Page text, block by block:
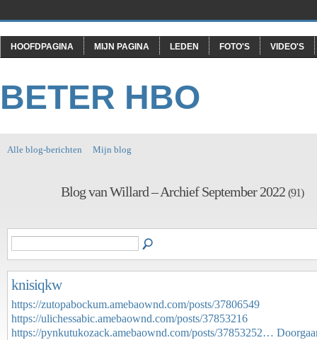
HOOFDPAGINA MIJN PAGINA LEDEN FOTO'S VIDEO'S
BETER HBO
Alle blog-berichten Mijn blog
Blog van Willard – Archief September 2022 (91)
knisiqkw
https://zutopabockum.amebaownd.com/posts/37806549
https://ulichessabic.amebaownd.com/posts/37853216
https://pynkutukozack.amebaownd.com/posts/37853252…